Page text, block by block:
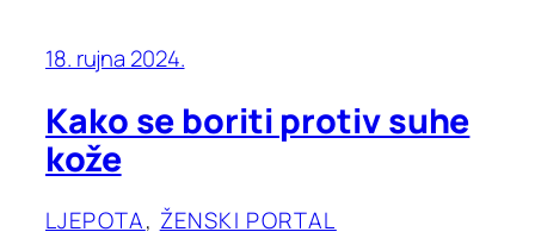
18. rujna 2024.
Kako se boriti protiv suhe
kože
LJEPOTA, ŽENSKI PORTAL